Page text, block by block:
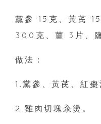
黨參 15克、黃芪
300克、薑 3片、
做法：
1.黨參、黃芪、紅棗
2.雞肉切塊汆燙。